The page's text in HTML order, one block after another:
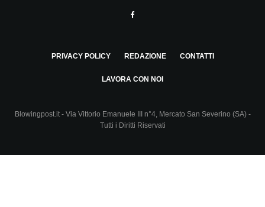
PRIVACY POLICY REDAZIONE CONTATTI
LAVORA CON NOI
Blowingpost.it - Via Vittorio Emanuele III n°4, Mercato San Severino (SA) -
Tutti i Diritti Riservati